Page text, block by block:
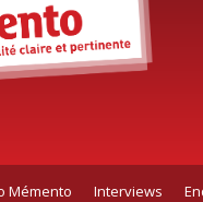
Mémento Interviews